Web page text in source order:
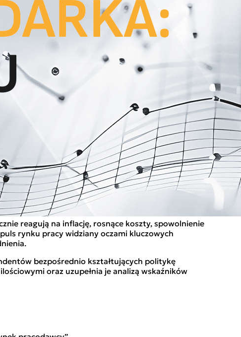
reagują na inflację, rosnące koszty, spowolnienie
rynku pracy widziany oczami kluczowych
bezpośrednio kształtujących politykę
oraz uzupełnia je analizą wskaźników